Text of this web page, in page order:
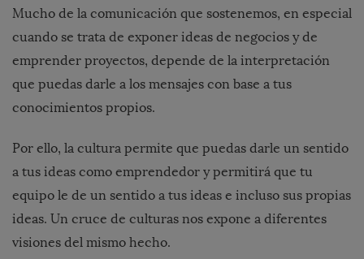
Mucho de la comunicación que sostenemos, en especial
cuando se trata de exponer ideas de negocios y de
emprender proyectos, depende de la interpretación
que puedas darle a los mensajes con base a tus
conocimientos propios.
Por ello, la cultura permite que puedas darle un sentido
a tus ideas como emprendedor y permitirá que tu
equipo le de un sentido a tus ideas e incluso sus propias
ideas. Un cruce de culturas nos expone a diferentes
visiones del mismo hecho.